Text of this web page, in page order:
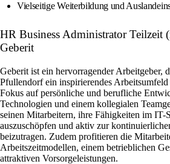
Vielseitige Weiterbildung und
HR Business Administrator Teilzeit
Geberit
Geberit ist ein hervorragender Arbeitgeber,
Pfullendorf ein inspirierendes
Fokus auf persönliche und berufliche
Technologien und einem kollegialen
seinen Mitarbeitern, ihre Fähigkeiten im IT-
auszuschöpfen und aktiv zur
beizutragen. Zudem profitieren die
Arbeitszeitmodellen, einem betrieblichen
attraktiven Vorsorgeleistungen.